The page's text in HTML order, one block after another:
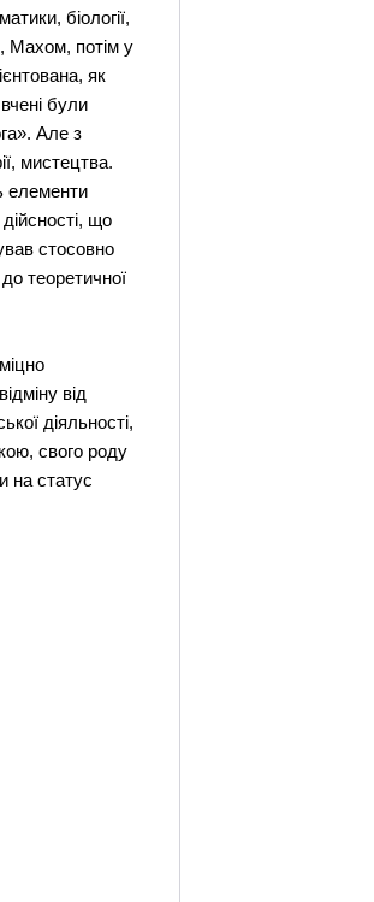
біології,
Махом, потім у
як
були
Але з
мистецтва.
елементи
що
стосовно
до теоретичної
від
діяльності,
свого роду
на статус